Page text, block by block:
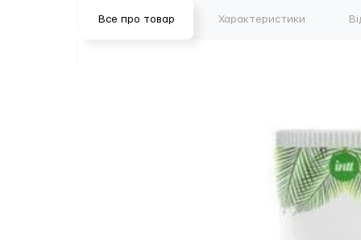
Все про товар Характеристики